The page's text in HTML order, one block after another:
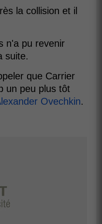
la collision et il
n'a pu revenir
suite.
que Carrier
un peu plus tôt
Ovechkin.